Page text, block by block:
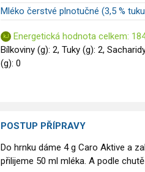
Mléko čerstvé plnotučné (3,5 %
Energetická hodnota celkem:
Bílkoviny (g): 2, Tuky (g): 2,
(g): 0
POSTUP PŘÍPRAVY
Do hrnku dáme 4 g Caro Aktive a
přilijeme 50 ml mléka. A podle